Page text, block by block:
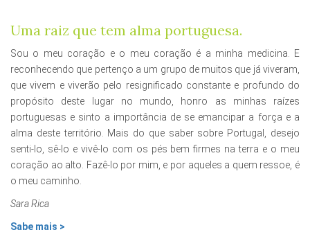
Uma raiz que tem alma portuguesa.
Sou o meu coração e o meu coração é a minha medicina. E
reconhecendo que pertenço a um grupo de muitos que já viveram,
que vivem e viverão pelo resignificado constante e profundo do
propósito deste lugar no mundo, honro as minhas raízes
portuguesas e sinto a importância de se emancipar a força e a
alma deste território. Mais do que saber sobre Portugal, desejo
senti-lo, sê-lo e vivê-lo com os pés bem firmes na terra e o meu
coração ao alto. Fazê-lo por mim, e por aqueles a quem ressoe, é
o meu caminho.
Sara Rica
Sabe mais >